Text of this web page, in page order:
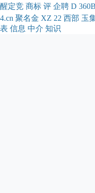
醒定竞 商标 评 企聘 D 360B
4.cn 聚名金 XZ 22 西部 玉
表 信息 中介 知识